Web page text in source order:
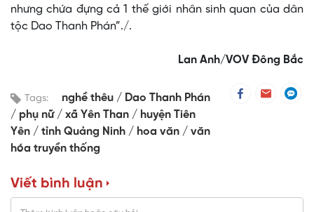
nhưng chứa đựng cả 1 thế giới nhân sinh quan của dân
tộc Dao Thanh Phán”./.
Lan Anh/VOV Đông Bắc
Tags: nghề thêu
Dao Thanh Phán
phụ nữ
xã Yên Than
huyện Tiên
Yên
tỉnh Quảng Ninh hoa văn
văn
hóa truyền thống
Viết bình luận